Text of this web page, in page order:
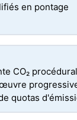
en pontage
CO₂
quotas